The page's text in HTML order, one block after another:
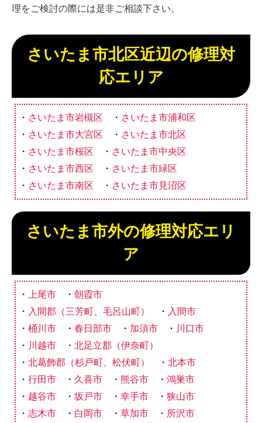
理をご検討の際には是非ご相談下さい。
さいたま市北区近辺の修理対
応エリア
さいたま市岩槻区
さいたま市浦和区
さいたま市大宮区
さいたま市北区
さいたま市桜区
さいたま市中央区
さいたま市西区
さいたま市緑区
さいたま市南区
さいたま市見沼区
さいたま市外の修理対応エリ
ア
上尾市
朝霞市
入間郡（三芳町、毛呂山町）
入間市
桶川市
春日部市 加須市
川口市
川越市
北足立郡（伊奈町）
北葛飾郡（杉戸町、松伏町）
北本市
行田市
久喜市 熊谷市
鴻巣市
越谷市
坂戸市 幸手市
狭山市
志木市
白岡市 草加市
所沢市